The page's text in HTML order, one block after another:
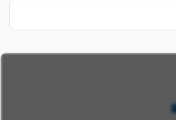
kamen völlig unvermittelt und
Bühne – Auftritte vor
Arb tief in die eigene Seelenwelt ab.